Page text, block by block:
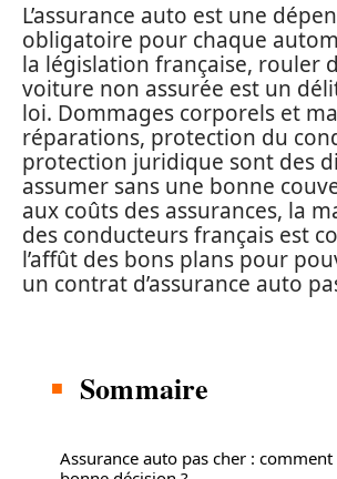
L’assurance auto est une
obligatoire pour chaque
la législation française, rouler
voiture non assurée est un
loi. Dommages corporels et
réparations, protection du
protection juridique sont des
assumer sans une bonne
aux coûts des assurances, la
des conducteurs français est
l’affût des bons plans pour
un contrat d’assurance auto
Sommaire
Assurance auto pas cher :